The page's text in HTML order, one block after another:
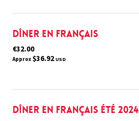
Dîner en français
€32.00
Approx$36.92 USD
Dîner en français été 2024